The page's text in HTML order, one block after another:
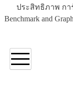
ประสิทธิภาพ กา
Benchmark and